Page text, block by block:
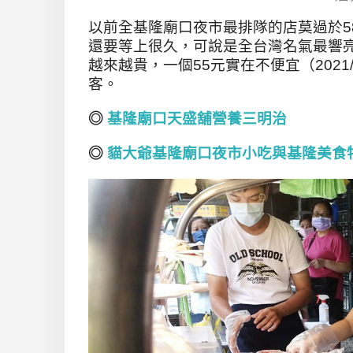
以前全基隆廟口夜市最排隊的店莫過於
還要等上很久，可說是全台灣名氣最響
越來越貴，一個55元實在不便宜（
客。
◎ 基隆廟口天盛舖營養三明治
◎ 貓大爺基隆廟口夜市小吃與基隆美食